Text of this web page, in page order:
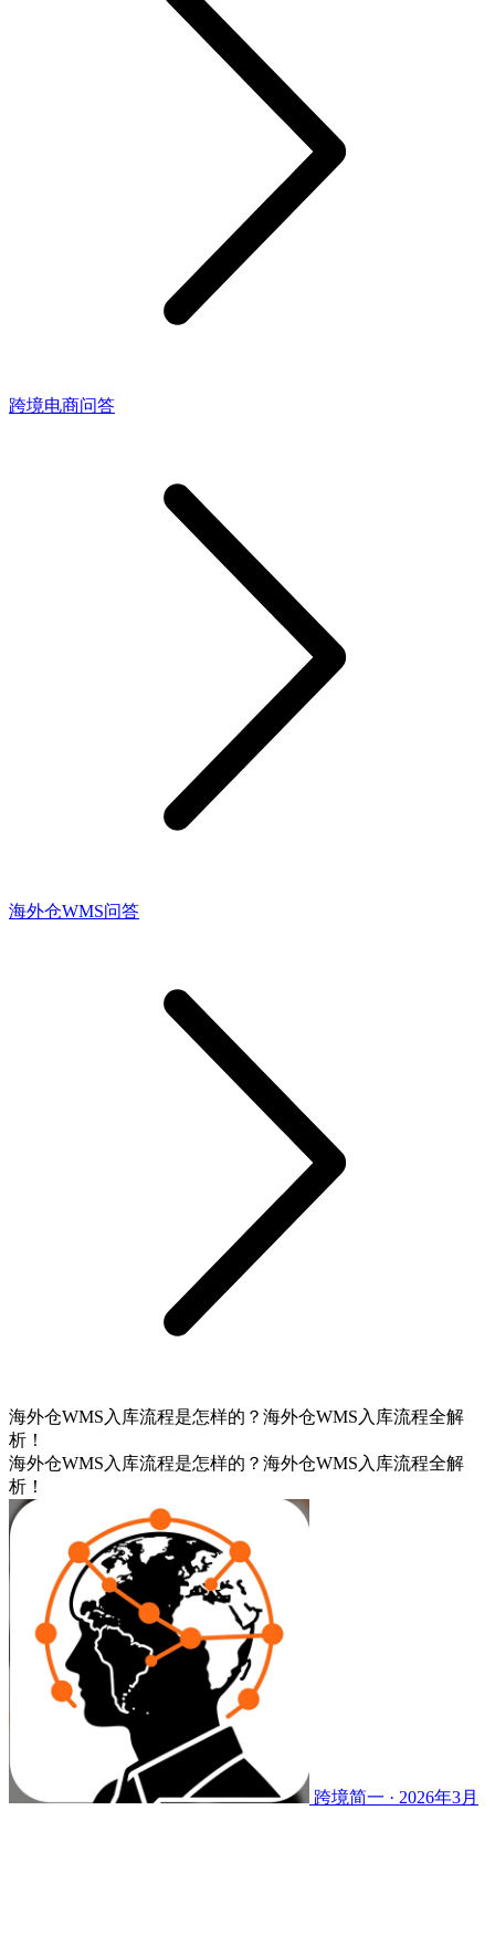
跨境电商问答
海外仓WMS问答
海外仓WMS入库流程是怎样的？海外仓WMS入库流程全解
析！
海外仓WMS入库流程是怎样的？海外仓WMS入库流程全解
析！
跨境简一 · 2026年3月